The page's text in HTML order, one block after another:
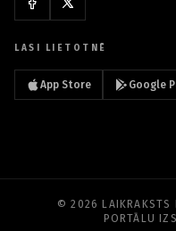
LASI LIETOTNĒ
App Store Google
© 2026 LAIKRAKSTS
PORTĀLU